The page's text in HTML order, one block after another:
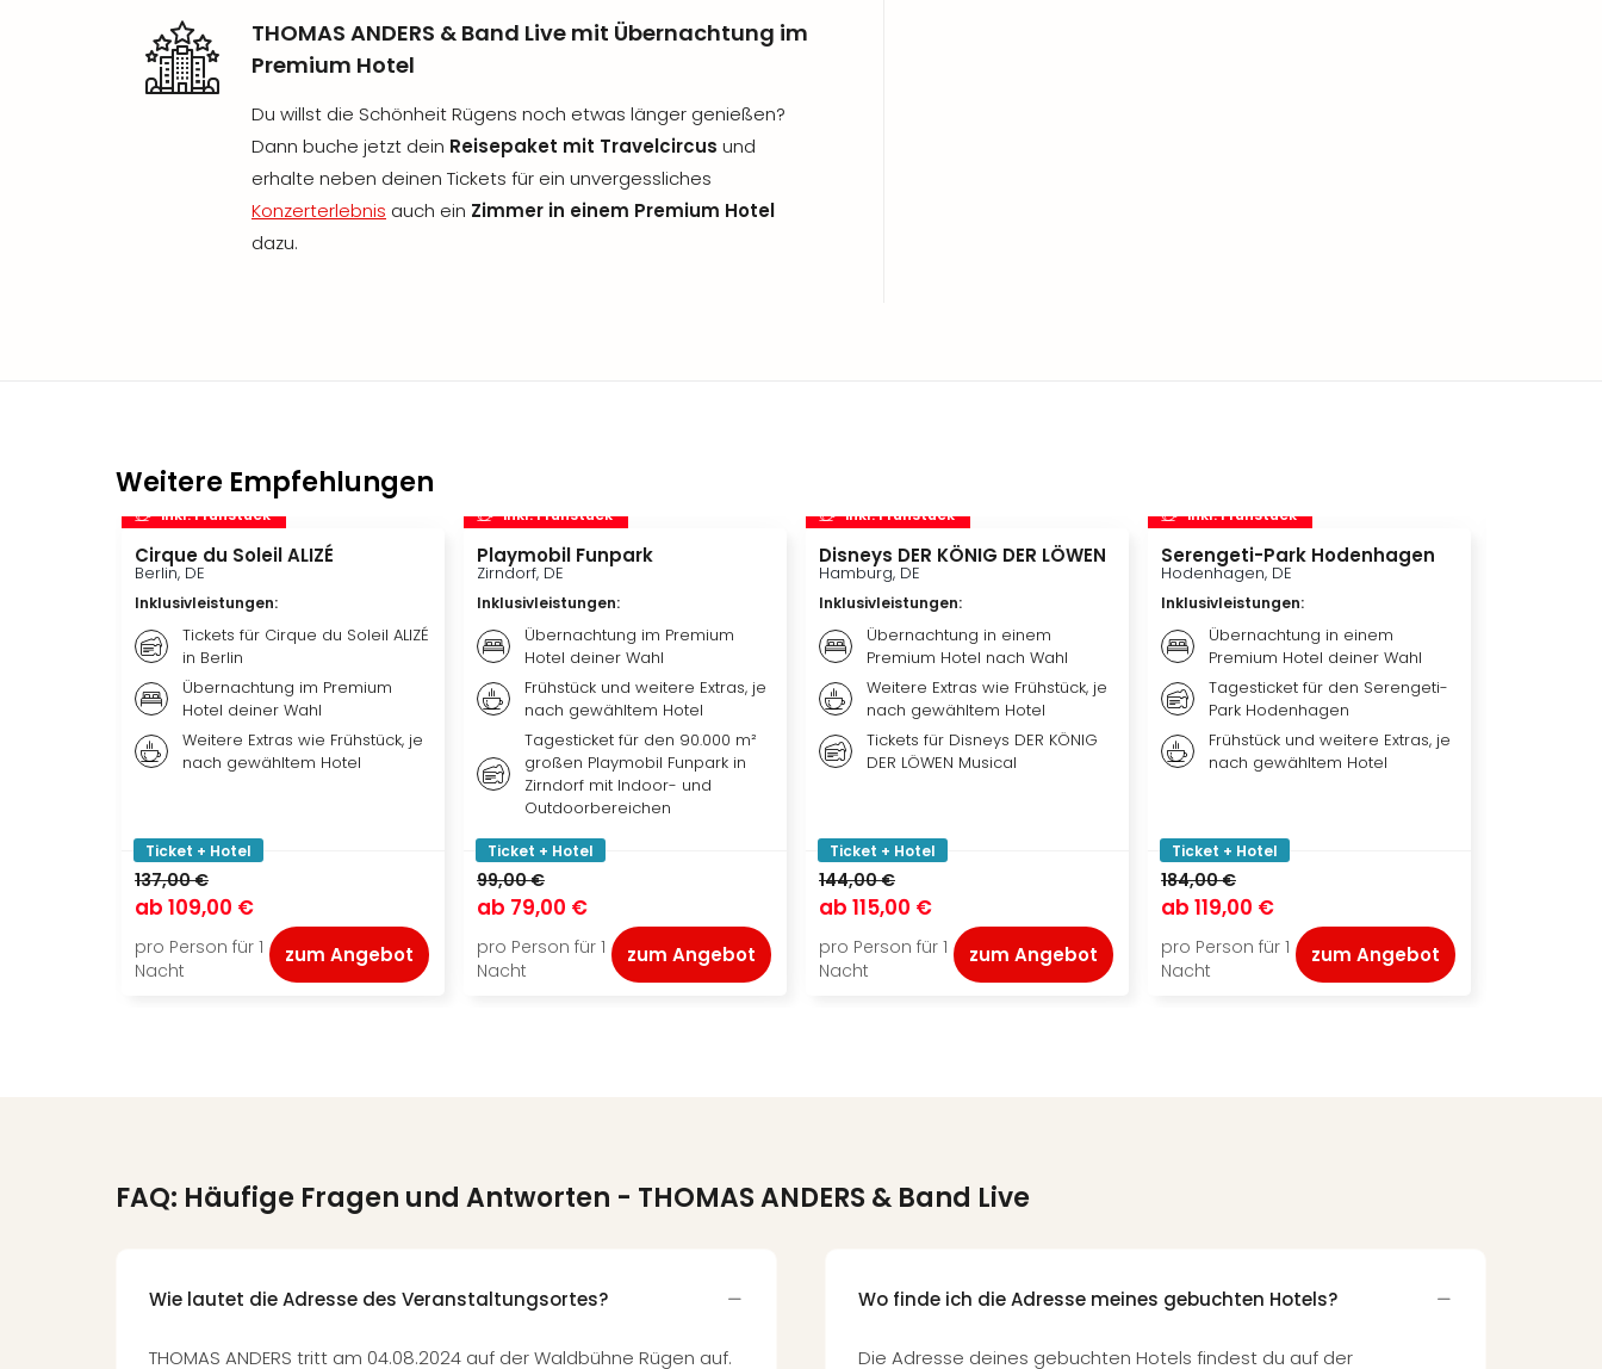
THOMAS ANDERS & Band Live mit Übernachtung im
Premium Hotel
Du willst die Schönheit Rügens noch etwas länger genießen?
Dann buche jetzt dein Reisepaket mit Travelcircus und
erhalte neben deinen Tickets für ein unvergessliches
Konzerterlebnis auch ein Zimmer in einem Premium Hotel
dazu.
Weitere Empfehlungen
inkl. Frühstück
Cirque du Soleil ALIZÉ
Berlin, DE
Inklusivleistungen:
Tickets für Cirque du Soleil ALIZÉ
in Berlin
Übernachtung im Premium
Hotel deiner Wahl
Weitere Extras wie Frühstück, je
nach gewähltem Hotel
Ticket + Hotel
137,00 €
ab 109,00 €
pro Person für 1
Nacht
zum Angebot
inkl. Frühstück
Playmobil Funpark
Zirndorf, DE
Inklusivleistungen:
Übernachtung im Premium
Hotel deiner Wahl
Frühstück und weitere Extras, je
nach gewähltem Hotel
Tagesticket für den 90.000 m²
großen Playmobil Funpark in
Zirndorf mit Indoor- und
Outdoorbereichen
Ticket + Hotel
99,00 €
ab 79,00 €
pro Person für 1
Nacht
zum Angebot
inkl. Frühstück
Disneys DER KÖNIG DER LÖWEN
Hamburg, DE
Inklusivleistungen:
Übernachtung in einem
Premium Hotel nach Wahl
Weitere Extras wie Frühstück, je
nach gewähltem Hotel
Tickets für Disneys DER KÖNIG
DER LÖWEN Musical
Ticket + Hotel
144,00 €
ab 115,00 €
pro Person für 1
Nacht
zum Angebot
inkl. Frühstück
Serengeti-Park Hodenhagen
Hodenhagen, DE
Inklusivleistungen:
Übernachtung in einem
Premium Hotel deiner Wahl
Tagesticket für den Serengeti-
Park Hodenhagen
Frühstück und weitere Extras, je
nach gewähltem Hotel
Ticket + Hotel
184,00 €
ab 119,00 €
pro Person für 1
Nacht
zum Angebot
FAQ: Häufige Fragen und Antworten - THOMAS ANDERS & Band Live
Wie lautet die Adresse des Veranstaltungsortes?
THOMAS ANDERS tritt am 04.08.2024 auf der Waldbühne Rügen auf.
Wo finde ich die Adresse meines gebuchten Hotels?
Die Adresse deines gebuchten Hotels findest du auf der